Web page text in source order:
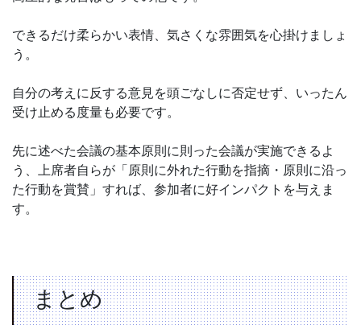
できるだけ柔らかい表情、気さくな雰囲気を心掛けましょ
う。
自分の考えに反する意見を頭ごなしに否定せず、いったん
受け止める度量も必要です。
先に述べた会議の基本原則に則った会議が実施できるよ
う、上席者自らが「原則に外れた行動を指摘・原則に沿っ
た行動を賞賛」すれば、参加者に好インパクトを与えま
す。
まとめ